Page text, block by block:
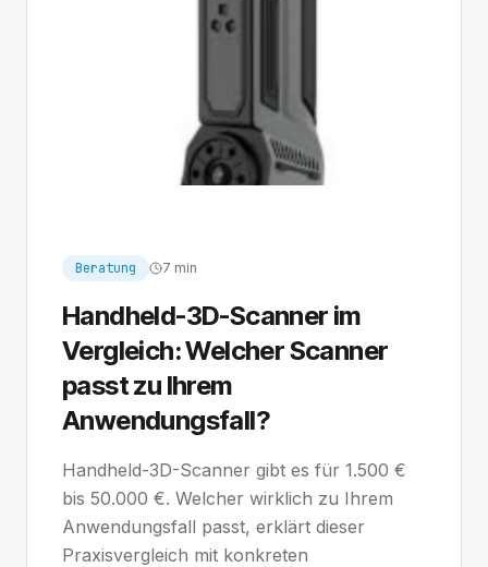
Beratung 7 min
Handheld-3D-Scanner im
Vergleich: Welcher Scanner
passt zu Ihrem
Anwendungsfall?
Handheld-3D-Scanner gibt es für 1.500 €
bis 50.000 €. Welcher wirklich zu Ihrem
Anwendungsfall passt, erklärt dieser
Praxisvergleich mit konkreten